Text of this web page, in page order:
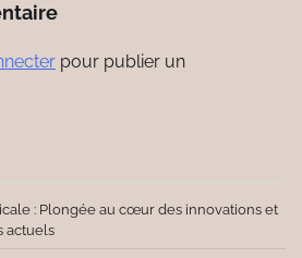
pour publier un
: Plongée au cœur des innovations et
actuels